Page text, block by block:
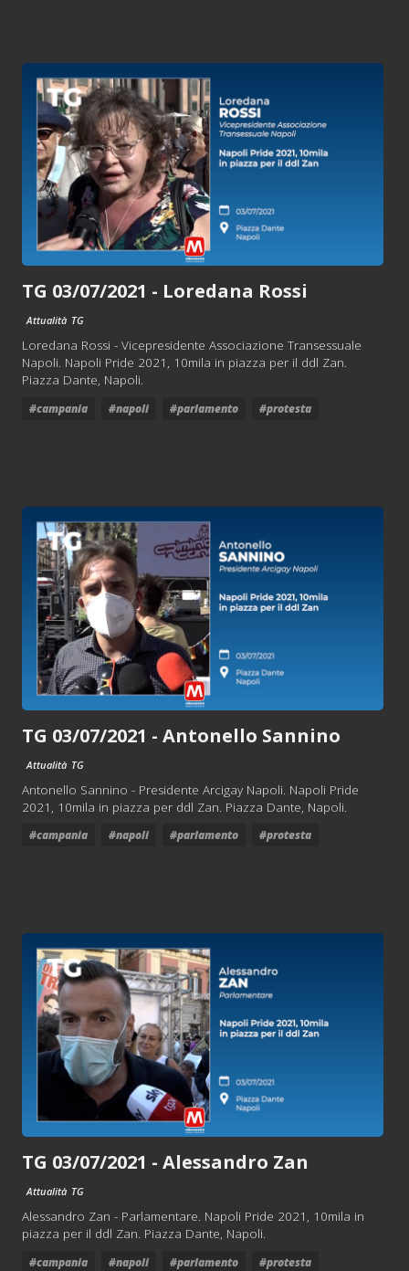
TG 03/07/2021 - Loredana Rossi
Attualità TG
Loredana Rossi - Vicepresidente Associazione Transessuale
Napoli. Napoli Pride 2021, 10mila in piazza per il ddl Zan.
Piazza Dante, Napoli.
#campania #napoli #parlamento #protesta
TG 03/07/2021 - Antonello Sannino
Attualità TG
Antonello Sannino - Presidente Arcigay Napoli. Napoli Pride
2021, 10mila in piazza per ddl Zan. Piazza Dante, Napoli.
#campania #napoli #parlamento #protesta
TG 03/07/2021 - Alessandro Zan
Attualità TG
Alessandro Zan - Parlamentare. Napoli Pride 2021, 10mila in
piazza per il ddl Zan. Piazza Dante, Napoli.
#campania #napoli #parlamento #protesta